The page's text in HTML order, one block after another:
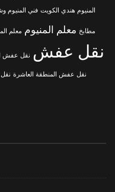
المنيوم هندي الكويت فني المنيوم
مطابخ معلم المنيوم معلم
نقل عفش نقل عفش
نقل عفش المنطقة العاشرة